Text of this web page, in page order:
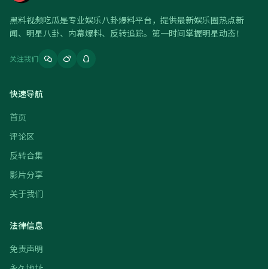
黑料视频吃瓜是专业娱乐八卦爆料平台，提供最新娱乐圈热点新
闻、明星八卦、内幕爆料、反转追踪。第一时间掌握明星动态！
关注我们
快速导航
首页
评论区
反转合集
影片分享
关于我们
法律信息
免责声明